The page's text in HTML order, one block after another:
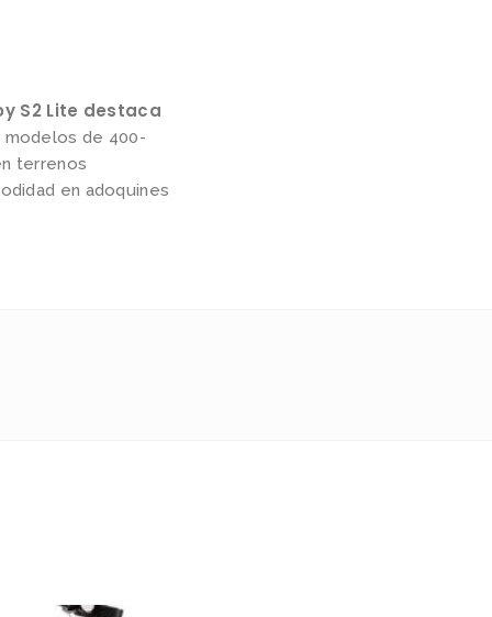
S2 Lite destaca
modelos de 400-
terrenos
en adoquines